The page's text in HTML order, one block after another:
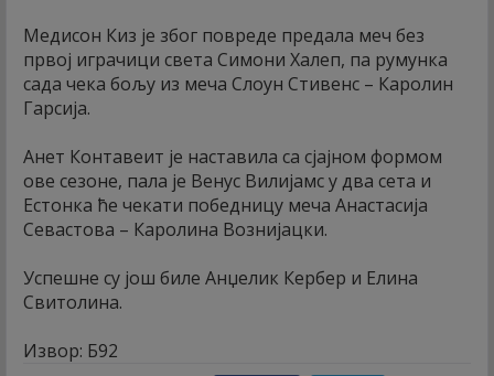
Медисон Киз је због повреде предала меч без
првој играчици света Симони Халеп, па румунка
сада чека бољу из меча Слоун Стивенс – Каролин
Гарсија.
Анет Контавеит је наставила са сјајном формом
ове сезоне, пала је Венус Вилијамс у два сета и
Естонка ће чекати победницу меча Анастасија
Севастова – Каролина Вознијацки.
Успешне су још биле Анџелик Кербер и Елина
Свитолина.
Извор: Б92